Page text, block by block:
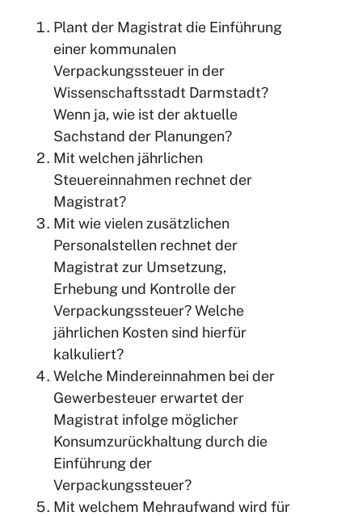
Plant der Magistrat die Einführung
einer kommunalen
Verpackungssteuer in der
Wissenschaftsstadt Darmstadt?
Wenn ja, wie ist der aktuelle
Sachstand der Planungen?
Mit welchen jährlichen
Steuereinnahmen rechnet der
Magistrat?
Mit wie vielen zusätzlichen
Personalstellen rechnet der
Magistrat zur Umsetzung,
Erhebung und Kontrolle der
Verpackungssteuer? Welche
jährlichen Kosten sind hierfür
kalkuliert?
Welche Mindereinnahmen bei der
Gewerbesteuer erwartet der
Magistrat infolge möglicher
Konsumzurückhaltung durch die
Einführung der
Verpackungssteuer?
Mit welchem Mehraufwand wird für